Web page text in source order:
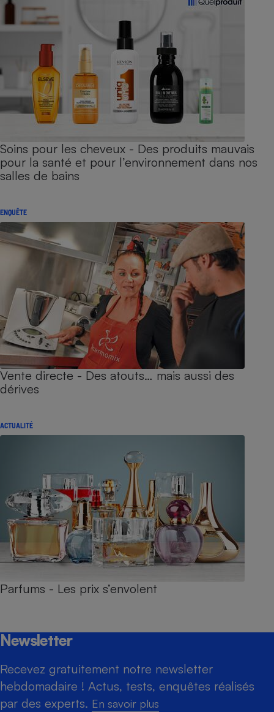
Soins pour les cheveux - Des produits mauvais
pour la santé et pour l’environnement dans nos
salles de bains
ENQUÊTE
Vente directe - Des atouts… mais aussi des
dérives
ACTUALITÉ
Parfums - Les prix s’envolent
Newsletter
Recevez gratuitement notre newsletter
hebdomadaire ! Actus, tests, enquêtes réalisés
par des experts. En savoir plus